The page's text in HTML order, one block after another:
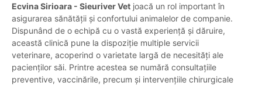
Ecvina Sirioara - Sieuriver Vet joacă un rol important în
asigurarea sănătății și confortului animalelor de companie.
Dispunând de o echipă cu o vastă experiență și dăruire,
această clinică pune la dispoziție multiple servicii
veterinare, acoperind o varietate largă de necesități ale
pacienților săi. Printre acestea se numără consultațiile
preventive, vaccinările, precum și intervențiile chirurgicale